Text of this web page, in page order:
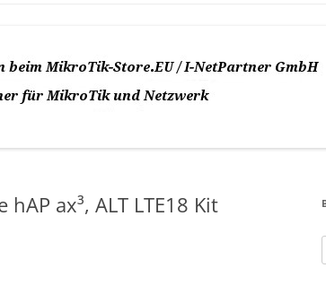
ax³, ALT LTE18 Kit